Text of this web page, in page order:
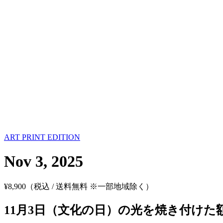
ART PRINT EDITION
Nov 3, 2025
¥8,900 （税込 / 送料無料 ※一部地域除く）
11月3日（文化の日）の光を焼き付けた